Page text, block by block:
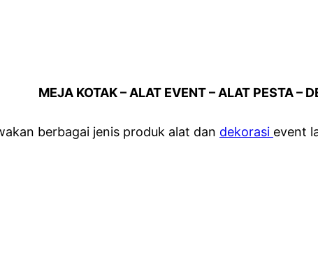
MEJA KOTAK – ALAT EVENT – ALAT PESTA –
berbagai jenis produk alat dan dekorasi event